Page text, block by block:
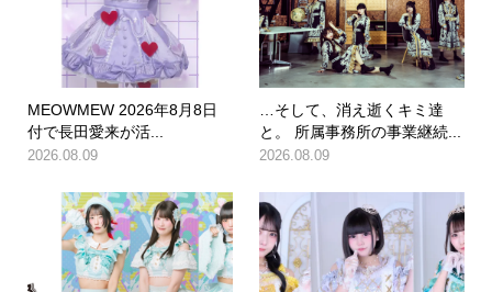
MEOWMEW 2026年8月8日
付で長田愛来が活...
2026.08.09
…そして、消え逝くキミ達
と。 所属事務所の事業継続...
2026.08.09